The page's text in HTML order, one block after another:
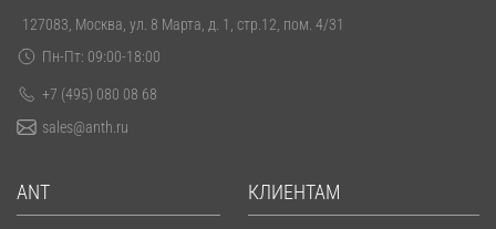
ANT КЛИЕНТАМ
127083, Москва, ул. 8 Марта, д. 1, стр.12, пом. 4/31
Пн-Пт: 09:00-18:00
+7 (495) 080 08 68
sales@anth.ru